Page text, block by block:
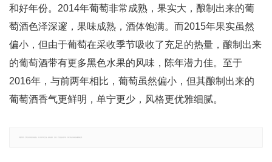
和好年份。2014年葡萄非常成熟，果实大，酿制出来的葡
萄酒色泽深邃，果味成熟，酒体饱满。而2015年果实虽然
偏小，但由于葡萄在采收季节吸收了充足的热量，酿制出来
的葡萄酒带有更多黑色水果的风味，陈年潜力佳。至于
2016年，与前两年相比，葡萄虽然偏小，但其酿制出来的
葡萄酒香气更鲜明，单宁更少，风格更优雅细腻。